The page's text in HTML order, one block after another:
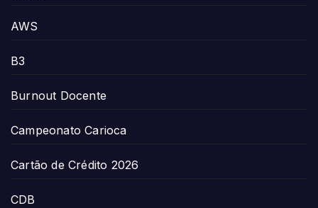
AWS
B3
Burnout Docente
Campeonato Carioca
Cartão de Crédito 2026
CDB